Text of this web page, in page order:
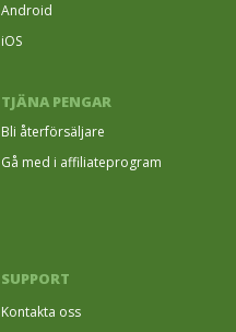
Android
iOS
TJÄNA PENGAR
Bli återförsäljare
Gå med i affiliateprogram
SUPPORT
Kontakta oss